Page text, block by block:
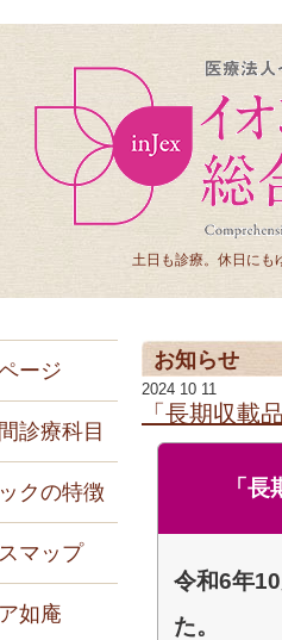
土日も診療。休日にも
お知らせ
2024 10 11
「長期収載
「
令和6年
た。
ージ
診療科目
クの特徴
マップ
如庵